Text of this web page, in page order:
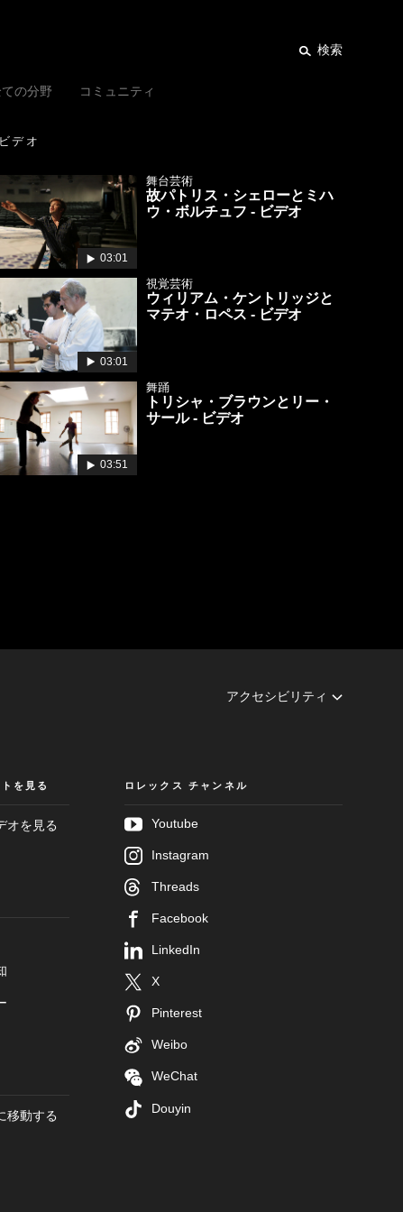
検索
の分野 コミュニティ
ビデオ
03:01
舞台芸術
故パトリス・シェローとミハ
ウ・ボルチュフ - ビデオ
03:01
視覚芸術
ウィリアム・ケントリッジと
マテオ・ロペス - ビデオ
03:51
舞踊
トリシャ・ブラウンとリー・
サール - ビデオ
アクセシビリティ
を見る
オを見る
移動する
ロレックス チャンネル
Youtube
Instagram
Threads
Facebook
LinkedIn
X
Pinterest
Weibo
WeChat
Douyin